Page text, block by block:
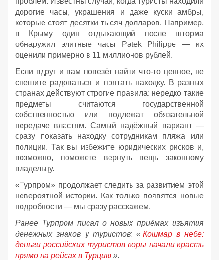
дорогие часы, украшения и даже куски амбры,
которые стоят десятки тысяч долларов. Например,
в Крыму один отдыхающий после шторма
обнаружил элитные часы Patek Philippe — их
оценили примерно в 11 миллионов рублей.
Если вдруг и вам повезёт найти что‑то ценное, не
спешите радоваться и прятать находку. В разных
странах действуют строгие правила: нередко такие
предметы считаются государственной
собственностью или подлежат обязательной
передаче властям. Самый надёжный вариант —
сразу показать находку сотрудникам пляжа или
полиции. Так вы избежите юридических рисков и,
возможно, поможете вернуть вещь законному
владельцу.
«Турпром» продолжает следить за развитием этой
невероятной истории. Как только появятся новые
подробности — мы сразу расскажем.
Ранее Турпром писал о новых приёмах изъятия
денежных знаков у туристов: « Кошмар в небе:
деньги российских туристов воры начали красть
прямо на рейсах в Турцию ».